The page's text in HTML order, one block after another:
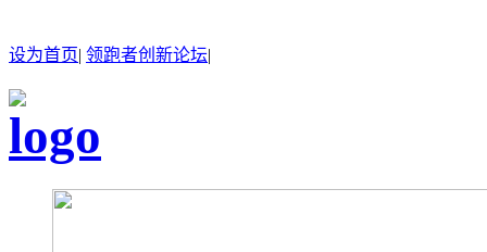
设为首页| 领跑者创新论坛|